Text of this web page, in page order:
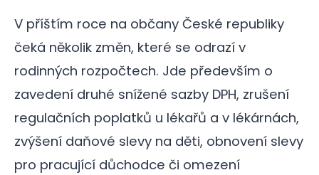
V příštím roce na občany České republiky
čeká několik změn, které se odrazí v
rodinných rozpočtech. Jde především o
zavedení druhé snížené sazby DPH, zrušení
regulačních poplatků u lékařů a v lékárnách,
zvýšení daňové slevy na děti, obnovení slevy
pro pracující důchodce či omezení